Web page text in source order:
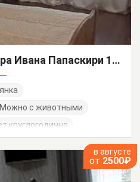
3х-комнатная квартира Ивана Папаскири 102 кв 22
Можно с животными
круглогодично
в августе
от 2500₽